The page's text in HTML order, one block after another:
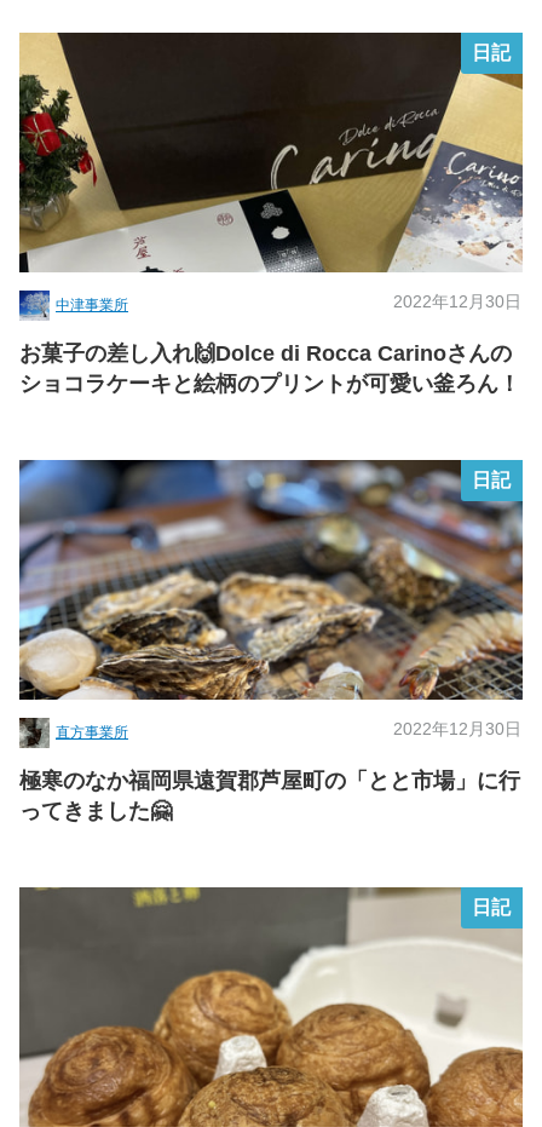
日記
中津事業所 2022年12月30日
お菓子の差し入れ🙌Dolce di Rocca Carinoさんの
ショコラケーキと絵柄のプリントが可愛い釜ろん！
日記
直方事業所 2022年12月30日
極寒のなか福岡県遠賀郡芦屋町の「とと市場」に行
ってきました🤗
日記